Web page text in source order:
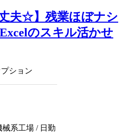
夫☆】残業ほぼナシ
のスキル活かせ
ション
系工場 / 日勤